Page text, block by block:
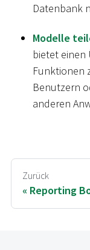
Datenbank
Modelle
bietet einen
Funktionen
Benutzern
anderen
Zurück
Reporting